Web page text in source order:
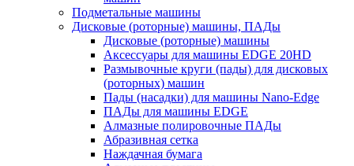
Подметальные машины
Дисковые (роторные) машины, ПАДы
Дисковые (роторные) машины
Аксессуары для машины EDGE 20HD
Размывочные круги (пады) для дисковых
(роторных) машин
Пады (насадки) для машины Nano-Edge
ПАДы для машины EDGE
Алмазные полировочные ПАДы
Абразивная сетка
Наждачная бумага